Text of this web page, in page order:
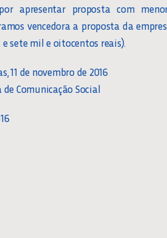
apresentar proposta com
vencedora a proposta da
sete mil e oitocentos reais).
11 de novembro de 2016
de Comunicação Social